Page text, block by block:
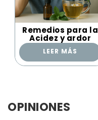
Remedios para la
Acidez y ardor
LEER MÁS
OPINIONES